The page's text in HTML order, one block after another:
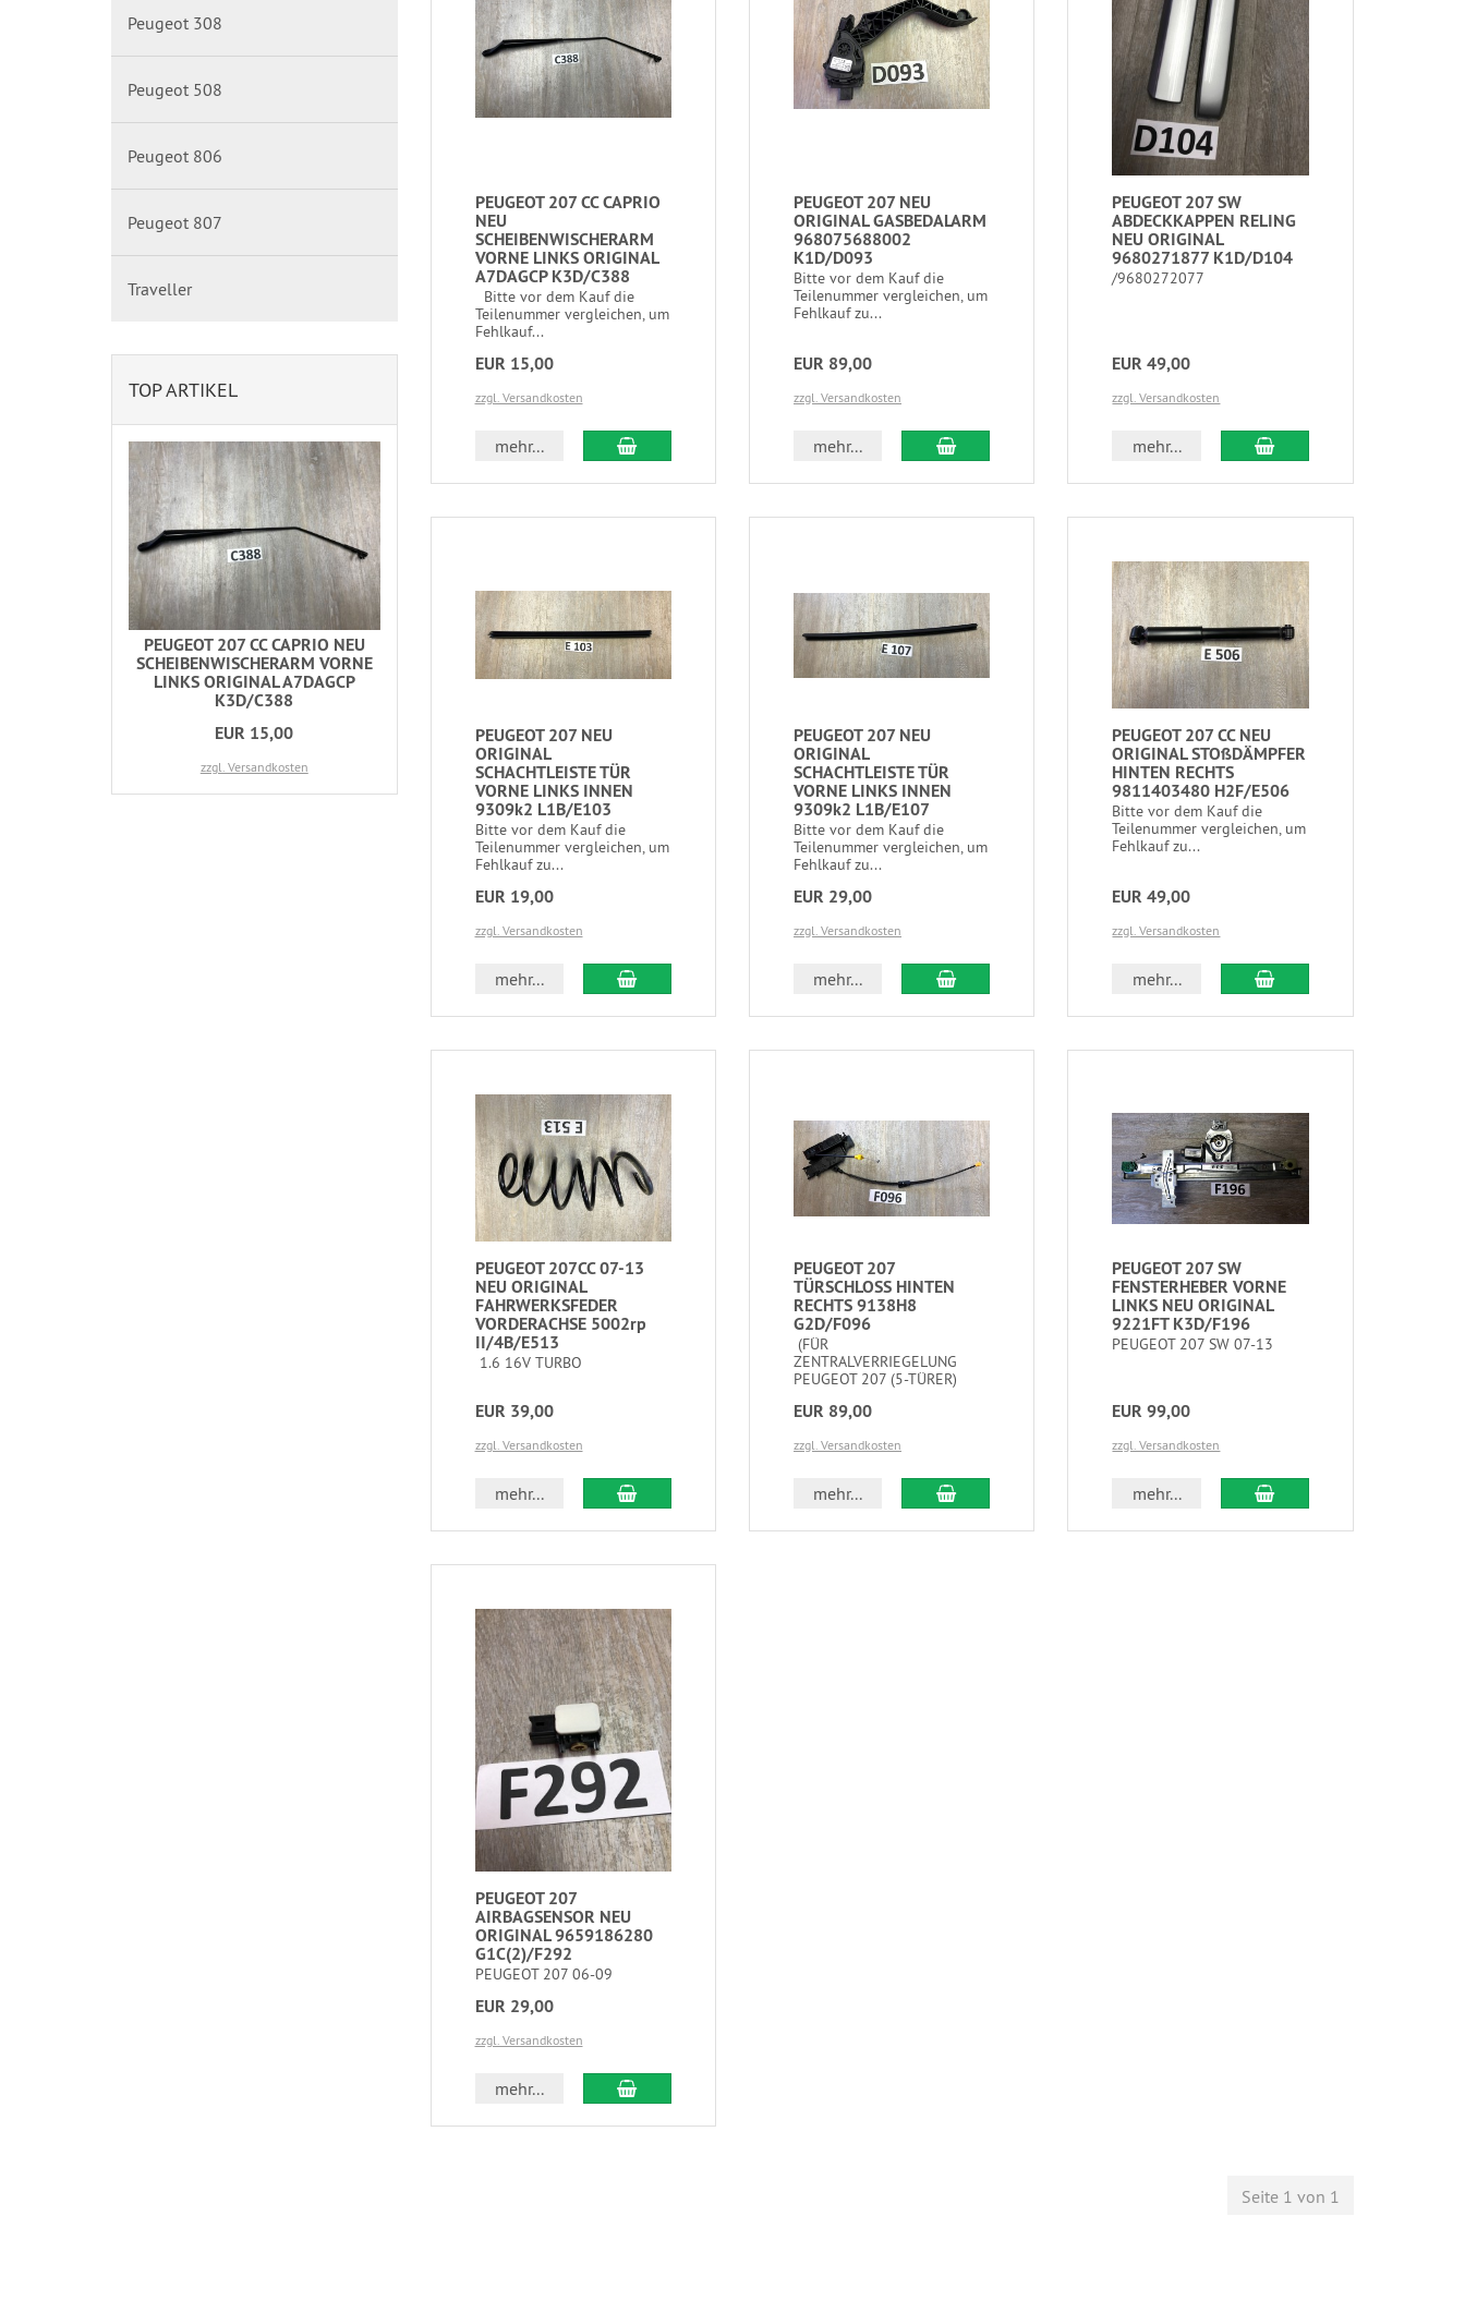
PEUGEOT 207 CC CAPRIO
NEU
SCHEIBENWISCHERARM
VORNE LINKS ORIGINAL
A7DAGCP K3D/C388
Bitte vor dem Kauf die
Teilenummer vergleichen, um
Fehlkauf...
EUR 15,00
zzgl. Versandkosten
mehr...
PEUGEOT 207 NEU
ORIGINAL GASBEDALARM
968075688002
K1D/D093
Bitte vor dem Kauf die
Teilenummer vergleichen, um
Fehlkauf zu...
EUR 89,00
zzgl. Versandkosten
mehr...
PEUGEOT 207 SW
ABDECKKAPPEN RELING
NEU ORIGINAL
9680271877 K1D/D104
/9680272077
EUR 49,00
zzgl. Versandkosten
mehr...
PEUGEOT 207 NEU
ORIGINAL
SCHACHTLEISTE TÜR
VORNE LINKS INNEN
9309k2 L1B/E103
Bitte vor dem Kauf die
Teilenummer vergleichen, um
Fehlkauf zu...
EUR 19,00
zzgl. Versandkosten
mehr...
PEUGEOT 207 NEU
ORIGINAL
SCHACHTLEISTE TÜR
VORNE LINKS INNEN
9309k2 L1B/E107
Bitte vor dem Kauf die
Teilenummer vergleichen, um
Fehlkauf zu...
EUR 29,00
zzgl. Versandkosten
mehr...
PEUGEOT 207 CC NEU
ORIGINAL STOßDÄMPFER
HINTEN RECHTS
9811403480 H2F/E506
Bitte vor dem Kauf die
Teilenummer vergleichen, um
Fehlkauf zu...
EUR 49,00
zzgl. Versandkosten
mehr...
PEUGEOT 207CC 07-13
NEU ORIGINAL
FAHRWERKSFEDER
VORDERACHSE 5002rp
II/4B/E513
1.6 16V TURBO
EUR 39,00
zzgl. Versandkosten
mehr...
PEUGEOT 207
TÜRSCHLOSS HINTEN
RECHTS 9138H8
G2D/F096
(FÜR
ZENTRALVERRIEGELUNG
PEUGEOT 207 (5-TÜRER)
EUR 89,00
zzgl. Versandkosten
mehr...
PEUGEOT 207 SW
FENSTERHEBER VORNE
LINKS NEU ORIGINAL
9221FT K3D/F196
PEUGEOT 207 SW 07-13
EUR 99,00
zzgl. Versandkosten
mehr...
PEUGEOT 207
AIRBAGSENSOR NEU
ORIGINAL 9659186280
G1C(2)/F292
PEUGEOT 207 06-09
EUR 29,00
zzgl. Versandkosten
mehr...
Seite 1 von 1
Peugeot 308
Peugeot 508
Peugeot 806
Peugeot 807
Traveller
TOP ARTIKEL
PEUGEOT 207 CC CAPRIO NEU
SCHEIBENWISCHERARM VORNE
LINKS ORIGINAL A7DAGCP
K3D/C388
EUR 15,00
zzgl. Versandkosten